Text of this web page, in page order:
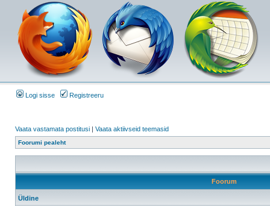
Logi sisse Registreeru
Vaata vastamata postitusi | Vaata aktiivseid teemasid
Foorumi pealeht
Foorum
Üldine